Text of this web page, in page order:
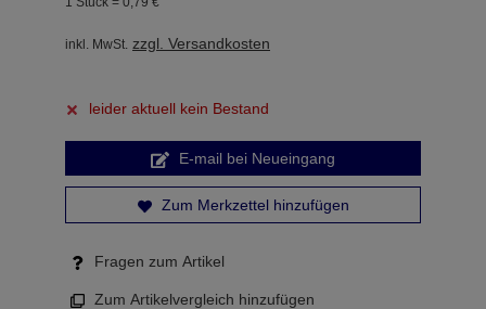
inkl. MwSt. zzgl. Versandkosten
leider aktuell kein Bestand
E-mail bei Neueingang
Zum Merkzettel hinzufügen
Fragen zum Artikel
Zum Artikelvergleich hinzufügen